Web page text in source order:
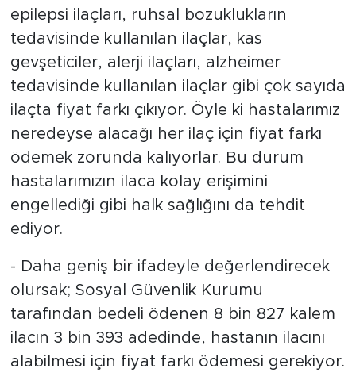
epilepsi ilaçları, ruhsal bozuklukların
tedavisinde kullanılan ilaçlar, kas
gevşeticiler, alerji ilaçları, alzheimer
tedavisinde kullanılan ilaçlar gibi çok sayıda
ilaçta fiyat farkı çıkıyor. Öyle ki hastalarımız
neredeyse alacağı her ilaç için fiyat farkı
ödemek zorunda kalıyorlar. Bu durum
hastalarımızın ilaca kolay erişimini
engellediği gibi halk sağlığını da tehdit
ediyor.
- Daha geniş bir ifadeyle değerlendirecek
olursak; Sosyal Güvenlik Kurumu
tarafından bedeli ödenen 8 bin 827 kalem
ilacın 3 bin 393 adedinde, hastanın ilacını
alabilmesi için fiyat farkı ödemesi gerekiyor.